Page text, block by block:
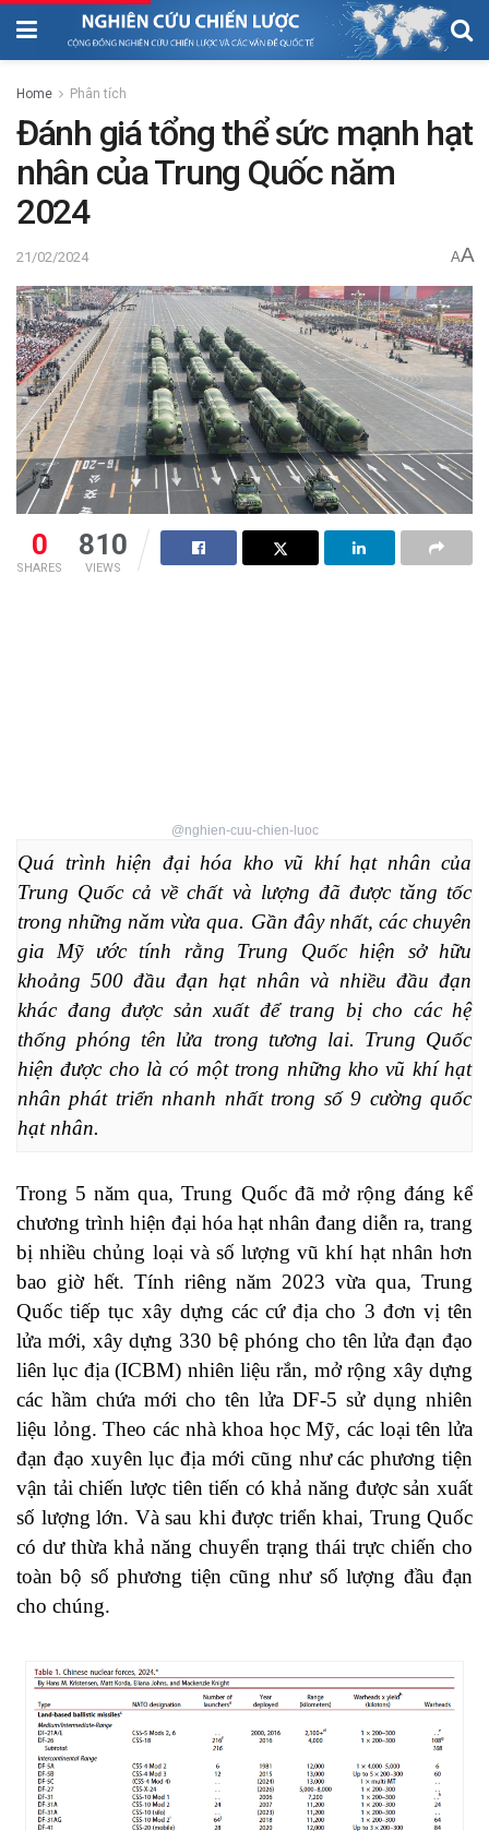
Home Phân tích
Đánh giá tổng thể sức mạnh hạt
nhân của Trung Quốc năm
2024
21/02/2024 AA
0
SHARES
810
VIEWS
@nghien-cuu-chien-luoc
Quá trình hiện đại hóa kho vũ khí hạt nhân của
Trung Quốc cả về chất và lượng đã được tăng tốc
trong những năm vừa qua. Gần đây nhất, các chuyên
gia Mỹ ước tính rằng Trung Quốc hiện sở hữu
khoảng 500 đầu đạn hạt nhân và nhiều đầu đạn
khác đang được sản xuất để trang bị cho các hệ
thống phóng tên lửa trong tương lai. Trung Quốc
hiện được cho là có một trong những kho vũ khí hạt
nhân phát triển nhanh nhất trong số 9 cường quốc
hạt nhân.
Trong 5 năm qua, Trung Quốc đã mở rộng đáng kể
chương trình hiện đại hóa hạt nhân đang diễn ra, trang
bị nhiều chủng loại và số lượng vũ khí hạt nhân hơn
bao giờ hết. Tính riêng năm 2023 vừa qua, Trung
Quốc tiếp tục xây dựng các cứ địa cho 3 đơn vị tên
lửa mới, xây dựng 330 bệ phóng cho tên lửa đạn đạo
liên lục địa (ICBM) nhiên liệu rắn, mở rộng xây dựng
các hầm chứa mới cho tên lửa DF-5 sử dụng nhiên
liệu lỏng. Theo các nhà khoa học Mỹ, các loại tên lửa
đạn đạo xuyên lục địa mới cũng như các phương tiện
vận tải chiến lược tiên tiến có khả năng được sản xuất
số lượng lớn. Và sau khi được triển khai, Trung Quốc
có dư thừa khả năng chuyển trạng thái trực chiến cho
toàn bộ số phương tiện cũng như số lượng đầu đạn
cho chúng.